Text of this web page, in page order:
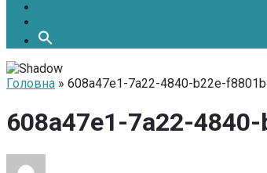
Головна » 608a47e1-7a22-4840-b22e-
608a47e1-7a22-